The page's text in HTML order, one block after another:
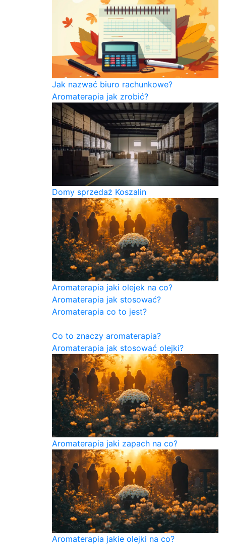
Jak nazwać biuro rachunkowe?
Aromaterapia jak zrobić?
Domy sprzedaż Koszalin
Aromaterapia jaki olejek na co?
Aromaterapia jak stosować?
Aromaterapia co to jest?
Co to znaczy aromaterapia?
Aromaterapia jak stosować olejki?
Aromaterapia jaki zapach na co?
Aromaterapia jakie olejki na co?